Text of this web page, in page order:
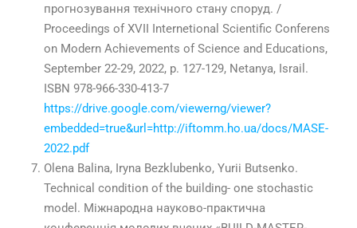
прогнозування технічного стану споруд. /
Proceedings of XVII Internetional Scientific Conferens
on Modern Achievements of Science and Educations,
September 22-29, 2022, p. 127-129, Netanya, Israil.
ISBN 978-966-330-413-7
https://drive.google.com/viewerng/viewer?
embedded=true&url=http://iftomm.ho.ua/docs/MASE-
2022.pdf
Olena Balina, Iryna Bezklubenko, Yurii Butsenko.
Technical condition of the building- one stochastic
model. Міжнародна науково-практична